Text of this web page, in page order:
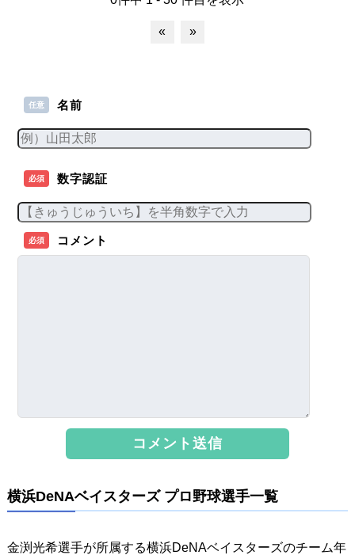
« »
任意 名前
必須 数字認証
必須 コメント
横浜DeNAベイスターズ プロ野球選手一覧
金渕光希選手が所属する横浜DeNAベイスターズのチーム年